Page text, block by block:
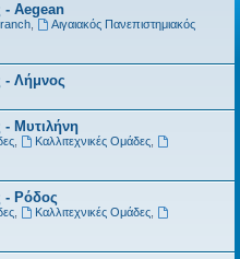
- Aegean
,
Αιγαιακός Πανεπιστημιακός
- Λήμνος
- Μυτιλήνη
, Καλλιτεχνικές Ομάδες,
- Ρόδος
, Καλλιτεχνικές Ομάδες,